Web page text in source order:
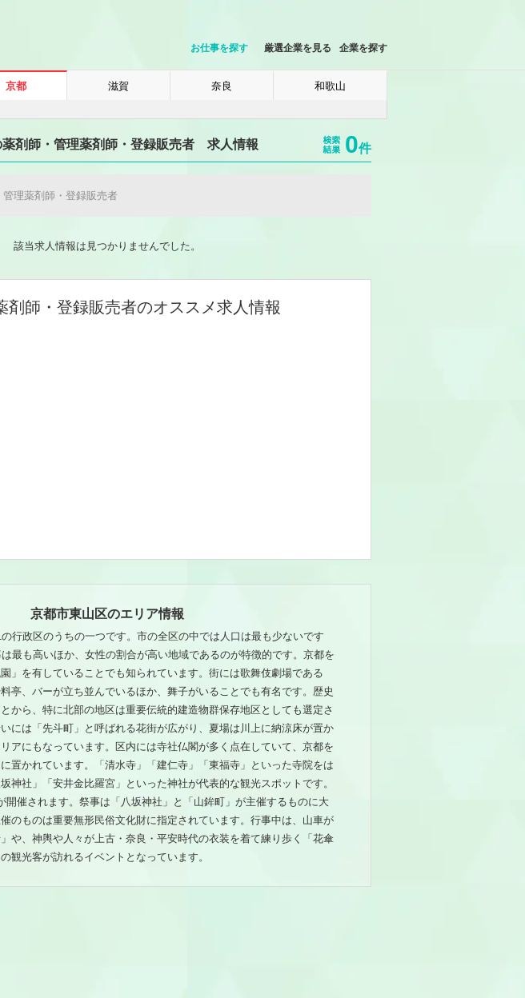
お仕事を探す 厳選企業を見る 企業を探す
京都 滋賀 奈良 和歌山
剤師・管理薬剤師・登録販売者 求人情報 0件
理薬剤師・登録販売者
該当求人情報は見つかりませんでした。
剤師・登録販売者のオススメ求人情報
京都市東山区のエリア情報
行政区のうちの一つです。市の全区の中では人口は最も少ないです
最も高いほか、女性の割合が高い地域であるのが特徴的です。京都を
」を有していることでも知られています。街には歌舞伎劇場である
亭、バーが立ち並んでいるほか、舞子がいることでも有名です。歴史
から、特に北部の地区は重要伝統的建造物群保存地区としても選定さ
には「先斗町」と呼ばれる花街が広がり、夏場は川上に納涼床が置か
アにもなっています。区内には寺社仏閣が多く点在していて、京都を
置かれています。「清水寺」「建仁寺」「東福寺」といった寺院をは
神社」「安井金比羅宮」といった神社が代表的な観光スポットです。
開催されます。祭事は「八坂神社」と「山鉾町」が主催するものに大
のものは重要無形民俗文化財に指定されています。行事中は、山車が
や、神輿や人々が上古・奈良・平安時代の衣装を着て練り歩く「花傘
観光客が訪れるイベントとなっています。